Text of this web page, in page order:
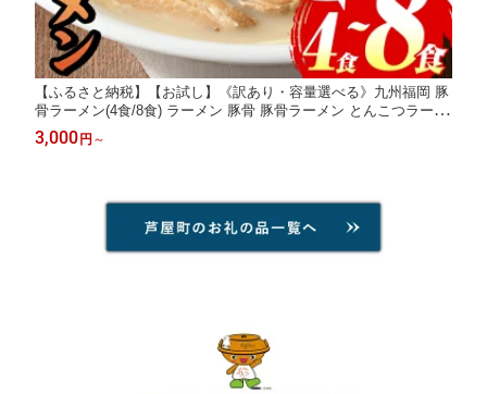
【ふるさと納税】【お試し】《訳あり・容量選べる》九州福岡 豚
骨ラーメン(4食/8食) ラーメン 豚骨 豚骨ラーメン とんこつラーメ
ン 博多ラーメン 豚骨 乾麺 わけあり 訳アリ 業務用 3000円 メー
ル便 お試し おためし ポスト投函 個包装 小分け 常温 常温配送
3,000 円 ～